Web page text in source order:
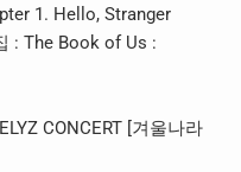
1. Hello, Stranger
: The Book of Us :
CONCERT [겨울나라